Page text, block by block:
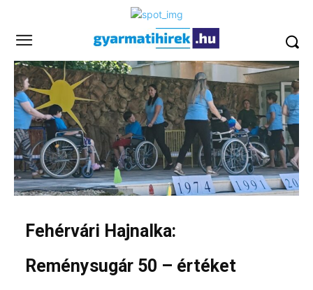
Fehérvári Hajnalka:
Reménysugár 50 – értéket